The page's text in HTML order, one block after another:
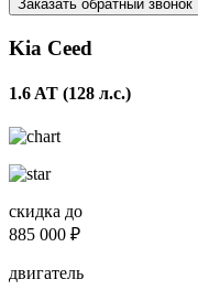
Заказать обратный звонок
Kia Ceed
1.6 AT (128 л.с.)
скидка до
885 000 ₽
двигатель